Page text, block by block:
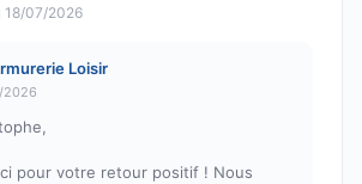
18/07/2026
Loisir
2026
pour votre retour positif ! Nous